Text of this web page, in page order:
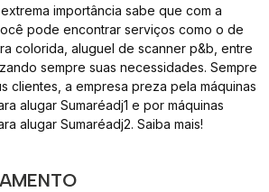
importância sabe que com a
pode encontrar serviços como o de
colorida, aluguel de scanner p&b, entre
sempre suas necessidades. Sempre
clientes, a empresa preza pela máquinas
alugar Sumaréadj1 e por máquinas
alugar Sumaréadj2. Saiba mais!